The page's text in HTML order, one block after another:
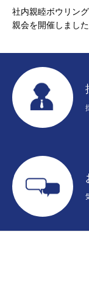
社内親睦ボウリン
親会を開催しました